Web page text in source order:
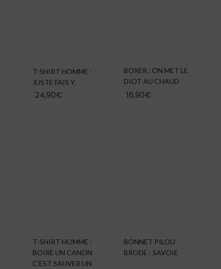
T-SHIRT HOMME :
JUSTE FAIS Y.
24,90€
BOXER : ON MET LE
DIOT AU CHAUD
16,90€
T-SHIRT HOMME :
BOIRE UN CANON
C’EST SAUVER UN
BONNET PILOU
BRODE : SAVOIE